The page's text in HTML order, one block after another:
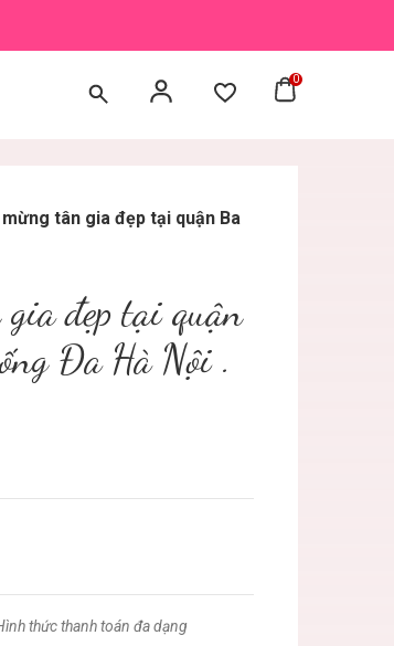
0
tân gia đẹp tại quận Ba
gia đẹp tại quận
Đa Hà Nội .
thức thanh toán đa dạng